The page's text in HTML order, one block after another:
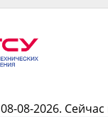
08-08-2026. Сейчас